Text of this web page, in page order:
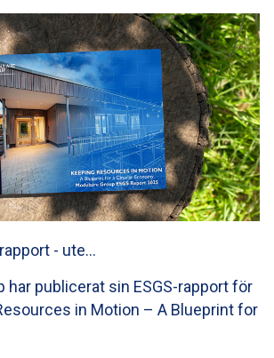
- ute…
har publicerat sin ESGS-rapport för
in Motion – A Blueprint for